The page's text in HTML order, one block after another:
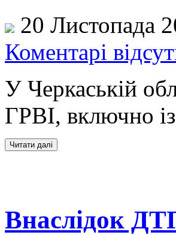
20 Листопада
Коментарі
У Черкаській
ГРВІ, включно
Внаслідок